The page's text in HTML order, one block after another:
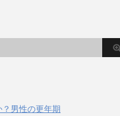
男性の更年期